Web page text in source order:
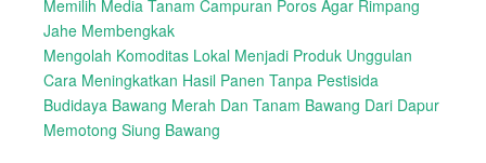
Memilih Media Tanam Campuran Poros Agar Rimpang
Jahe Membengkak
Mengolah Komoditas Lokal Menjadi Produk Unggulan
Cara Meningkatkan Hasil Panen Tanpa Pestisida
Budidaya Bawang Merah Dan Tanam Bawang Dari Dapur
Memotong Siung Bawang